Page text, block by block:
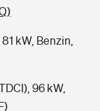
kW, Benzin,
96 kW,